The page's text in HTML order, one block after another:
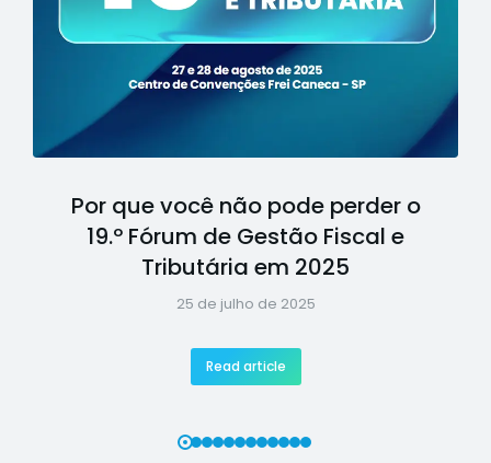
Por que você não pode perder o
19.º Fórum de Gestão Fiscal e
Tributária em 2025
25 de julho de 2025
Read article